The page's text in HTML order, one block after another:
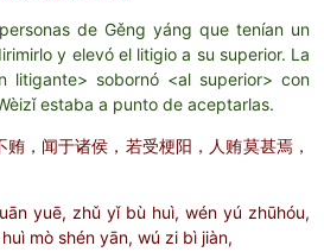
de Gěng yáng que tenían un
y elevó el litigio a su superior. La
litigante> sobornó <al superior> con
estaba a punto de aceptarlas.
，闻于诸侯，若受梗阳，人贿莫甚焉，
yuē, zhǔ yǐ bù huì, wén yú zhūhóu,
mò shén yān, wú zi bì jiàn,